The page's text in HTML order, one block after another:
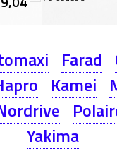
Farad
Kamei
Yakima